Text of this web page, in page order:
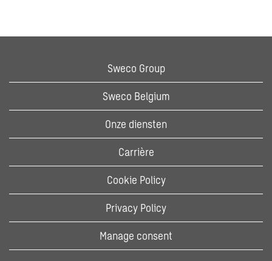
Sweco Group
Sweco Belgium
Onze diensten
Carrière
Cookie Policy
Privacy Policy
Manage consent